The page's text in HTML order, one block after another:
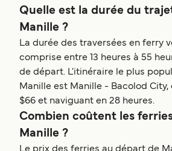
Quelle est la durée du
Manille ?
La durée des traversées en ferry
comprise entre 13 heures à 55
de départ. L'itinéraire le plus
Manille est Manille - Bacolod
$66 et naviguant en 28 heures.
Combien coûtent les
Manille ?
Le prix des ferries au départ de